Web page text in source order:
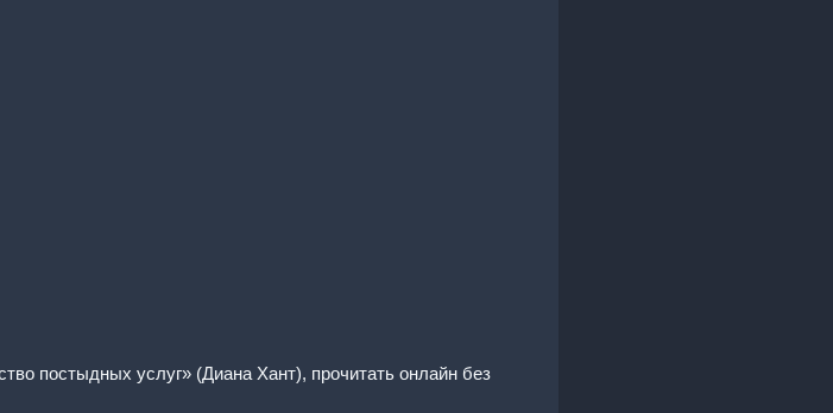
постыдных услуг» (Диана Хант), прочитать онлайн без